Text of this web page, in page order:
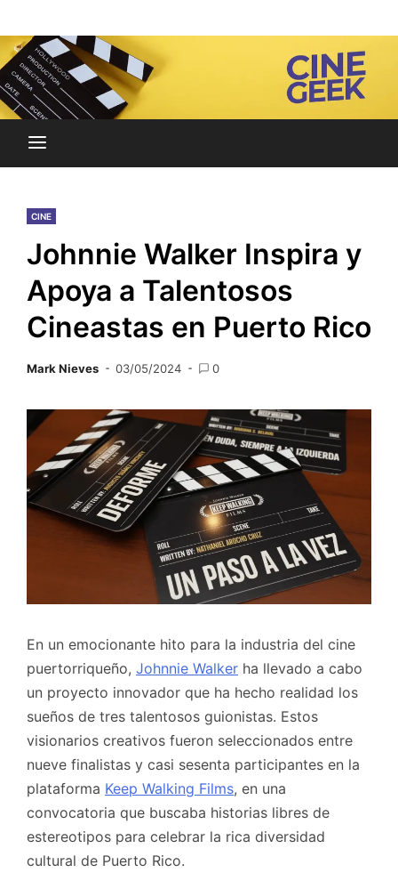
to
contentCine Geek
CINE
Johnnie Walker Inspira y
Apoya a Talentosos
Cineastas en Puerto Rico
Mark Nieves 03/05/2024 0
En un emocionante hito para la industria del cine
puertorriqueño, Johnnie Walker ha llevado a cabo
un proyecto innovador que ha hecho realidad los
sueños de tres talentosos guionistas. Estos
visionarios creativos fueron seleccionados entre
nueve finalistas y casi sesenta participantes en la
plataforma Keep Walking Films, en una
convocatoria que buscaba historias libres de
estereotipos para celebrar la rica diversidad
cultural de Puerto Rico.